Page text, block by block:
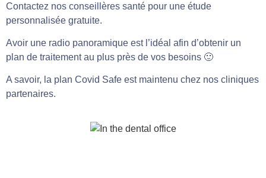
Contactez nos conseillères santé pour une étude
personnalisée gratuite.
Avoir une radio panoramique est l’idéal afin d’obtenir un
plan de traitement au plus près de vos besoins 🙂
A savoir, la plan Covid Safe est maintenu chez nos cliniques
partenaires.